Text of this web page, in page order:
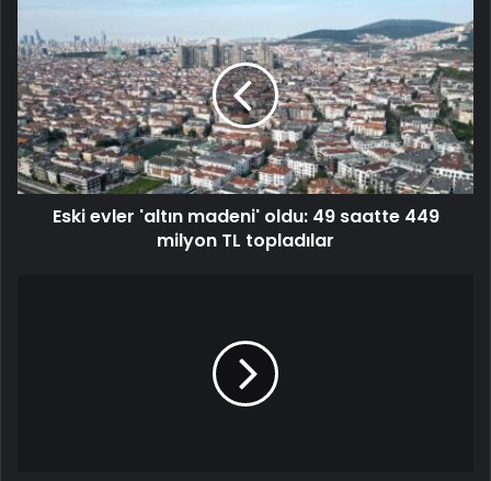
Eski evler 'altın madeni' oldu: 49 saatte 449
milyon TL topladılar